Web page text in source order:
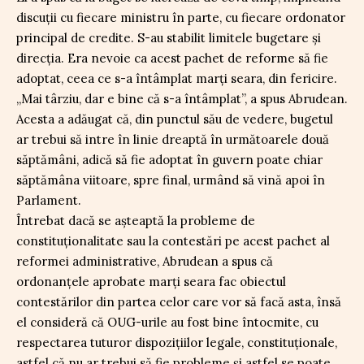
discuții cu fiecare ministru în parte, cu fiecare ordonator
principal de credite. S-au stabilit limitele bugetare și
direcția. Era nevoie ca acest pachet de reforme să fie
adoptat, ceea ce s-a întâmplat marți seara, din fericire.
„Mai târziu, dar e bine că s-a întâmplat”, a spus Abrudean.
Acesta a adăugat că, din punctul său de vedere, bugetul
ar trebui să intre în linie dreaptă în următoarele două
săptămâni, adică să fie adoptat în guvern poate chiar
săptămâna viitoare, spre final, urmând să vină apoi în
Parlament.
Întrebat dacă se așteaptă la probleme de
constituționalitate sau la contestări pe acest pachet al
reformei administrative, Abrudean a spus că
ordonanțele aprobate marți seara fac obiectul
contestărilor din partea celor care vor să facă asta, însă
el consideră că OUG-urile au fost bine întocmite, cu
respectarea tuturor dispozițiilor legale, constituționale,